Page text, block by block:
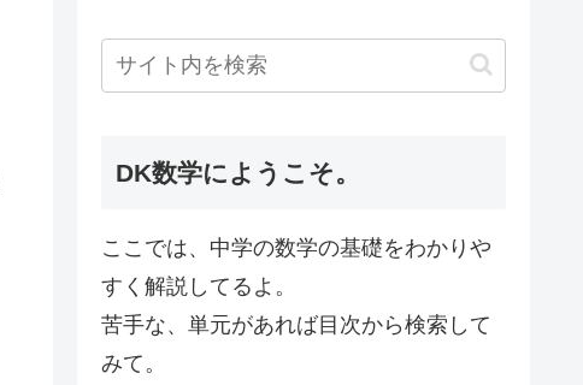
DK数学にようこそ。
ここでは、中学の数学の基礎をわかりや
すく解説してるよ。
苦手な、単元があれば目次から検索して
みて。